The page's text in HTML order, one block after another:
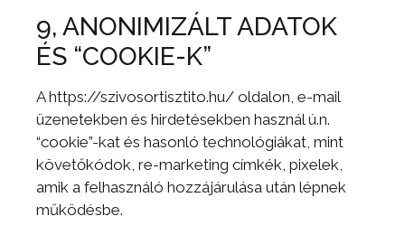
9, ANONIMIZÁLT ADATOK
ÉS “COOKIE-K”
A https://szivosortisztito.hu/ oldalon, e-mail
üzenetekben és hirdetésekben használ ú.n.
“cookie”-kat és hasonló technológiákat, mint
követőkódok, re-marketing címkék, pixelek,
amik a felhasználó hozzájárulása után lépnek
működésbe.